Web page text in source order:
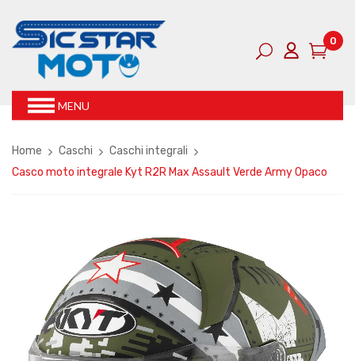
0
MENU
Home Caschi
Caschi integrali
Casco moto integrale Kyt R2R Max Assault Verde Army Opaco